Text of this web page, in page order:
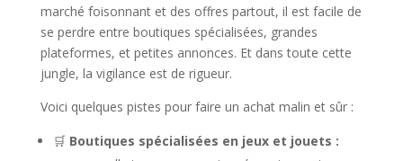
marché foisonnant et des offres partout, il est facile de
se perdre entre boutiques spécialisées, grandes
plateformes, et petites annonces. Et dans toute cette
jungle, la vigilance est de rigueur.
Voici quelques pistes pour faire un achat malin et sûr :
🛒 Boutiques spécialisées en jeux et jouets :